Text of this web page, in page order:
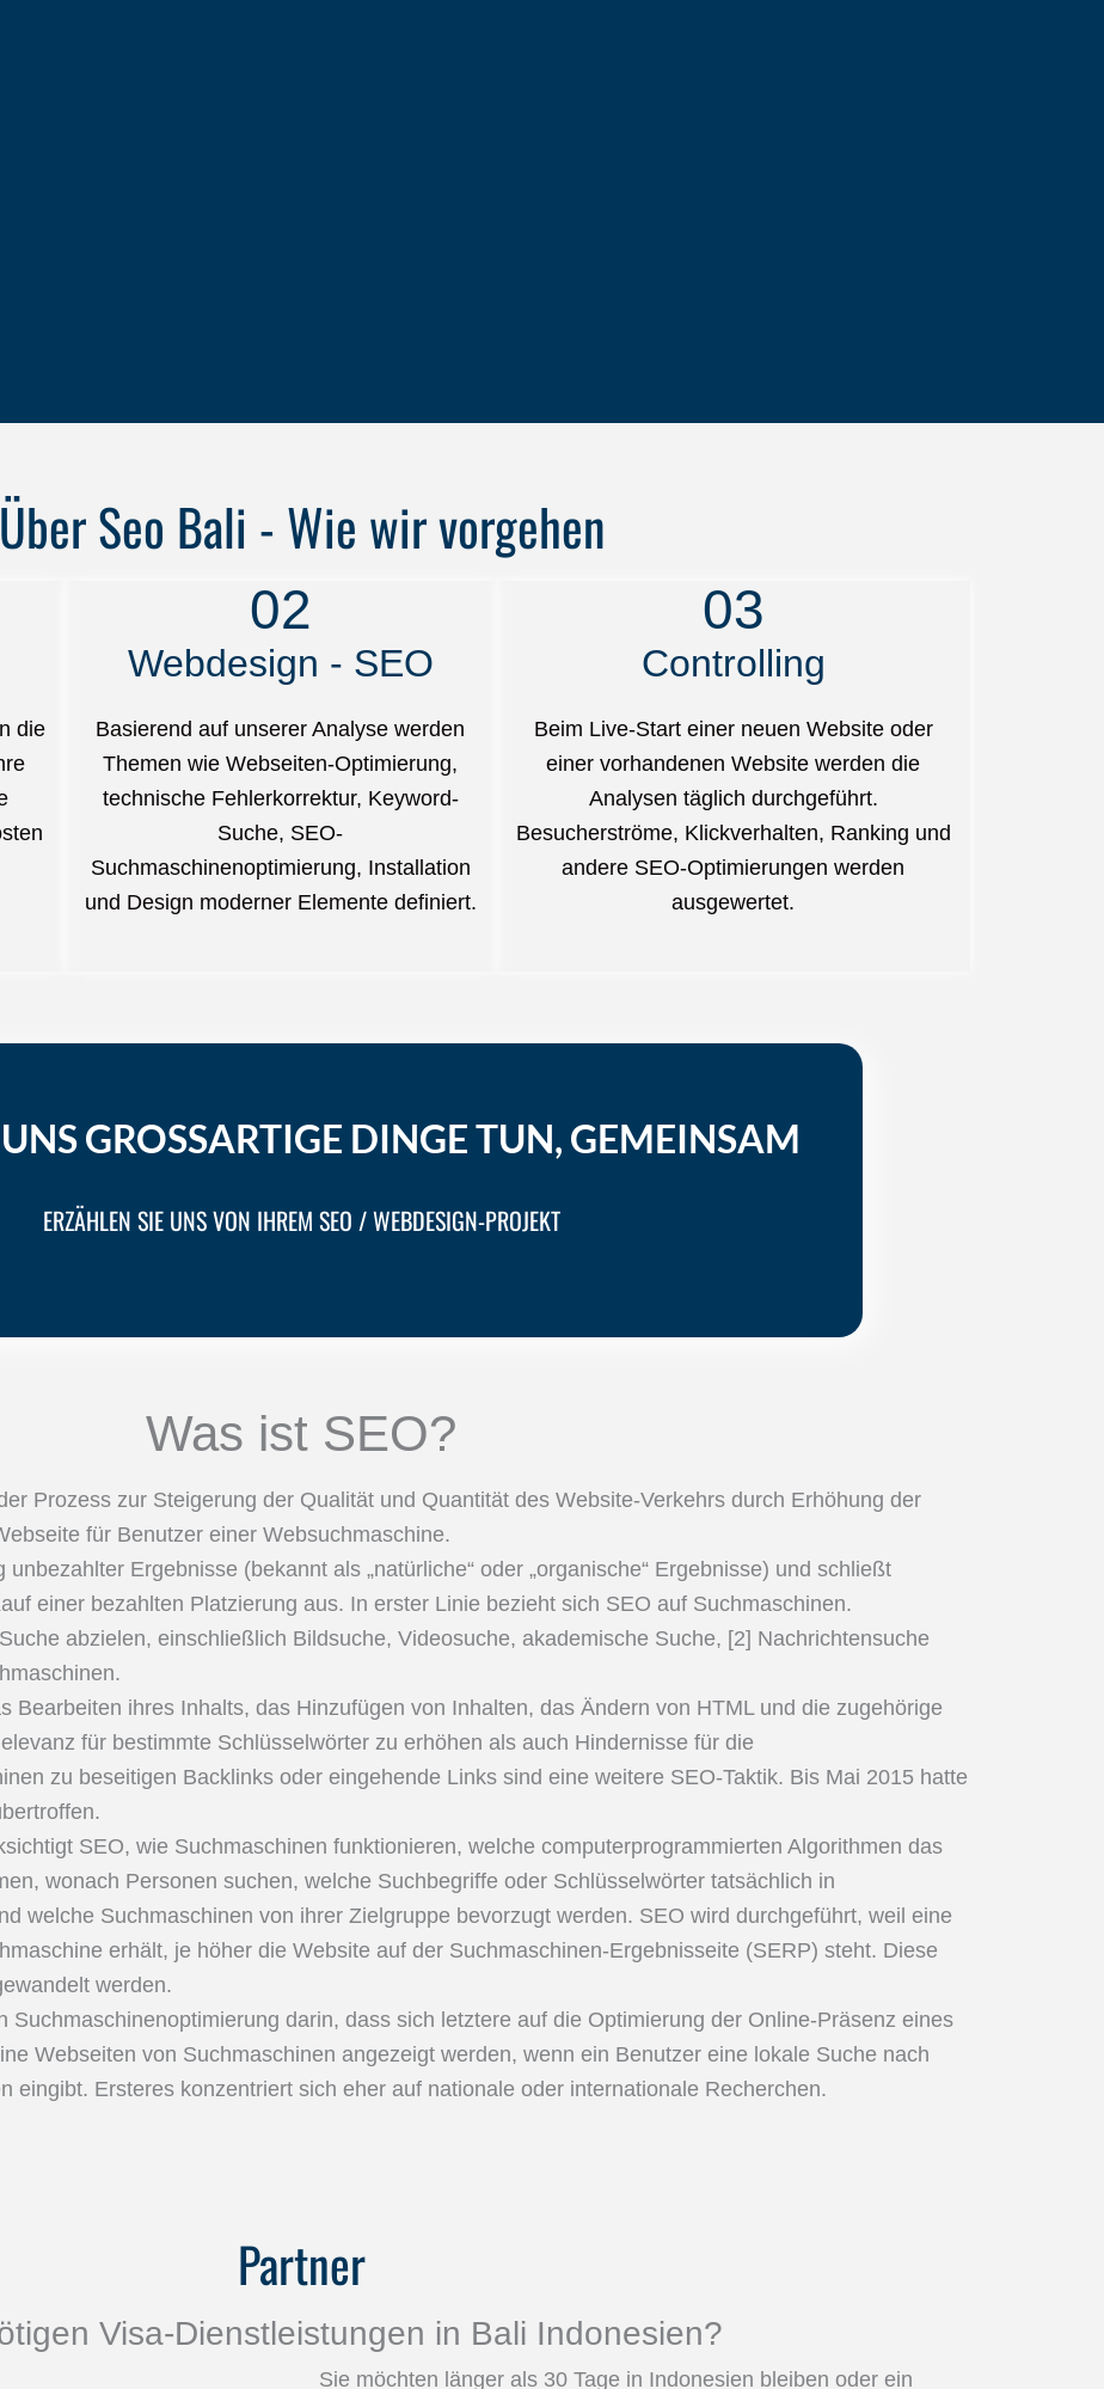
Über Seo Bali - Wie wir vorgehen
die
02
Webdesign - SEO
Basierend auf unserer Analyse werden
Themen wie Webseiten-Optimierung,
technische Fehlerkorrektur, Keyword-
Suche, SEO-
Suchmaschinenoptimierung, Installation
und Design moderner Elemente definiert.
03
Controlling
Beim Live-Start einer neuen Website oder
einer vorhandenen Website werden die
Analysen täglich durchgeführt.
Besucherströme, Klickverhalten, Ranking und
andere SEO-Optimierungen werden
ausgewertet.
GROSSARTIGE DINGE TUN, GEMEINSAM
ERZÄHLEN SIE UNS VON IHREM SEO / WEBDESIGN-PROJEKT
Was ist SEO?
Prozess zur Steigerung der Qualität und Quantität des Website-Verkehrs durch Erhöhung der
für Benutzer einer Websuchmaschine.
Ergebnisse (bekannt als „natürliche“ oder „organische“ Ergebnisse) und schließt
einer bezahlten Platzierung aus. In erster Linie bezieht sich SEO auf Suchmaschinen.
abzielen, einschließlich Bildsuche, Videosuche, akademische Suche, [2] Nachrichtensuche
Bearbeiten ihres Inhalts, das Hinzufügen von Inhalten, das Ändern von HTML und die zugehörige
für bestimmte Schlüsselwörter zu erhöhen als auch Hindernisse für die
zu beseitigen Backlinks oder eingehende Links sind eine weitere SEO-Taktik. Bis Mai 2015 hatte
SEO, wie Suchmaschinen funktionieren, welche computerprogrammierten Algorithmen das
wonach Personen suchen, welche Suchbegriffe oder Schlüsselwörter tatsächlich in
welche Suchmaschinen von ihrer Zielgruppe bevorzugt werden. SEO wird durchgeführt, weil eine
erhält, je höher die Website auf der Suchmaschinen-Ergebnisseite (SERP) steht. Diese
werden.
Suchmaschinenoptimierung darin, dass sich letztere auf die Optimierung der Online-Präsenz eines
Webseiten von Suchmaschinen angezeigt werden, wenn ein Benutzer eine lokale Suche nach
eingibt. Ersteres konzentriert sich eher auf nationale oder internationale Recherchen.
Partner
Visa-Dienstleistungen in Bali Indonesien?
Sie möchten länger als 30 Tage in Indonesien bleiben oder ein